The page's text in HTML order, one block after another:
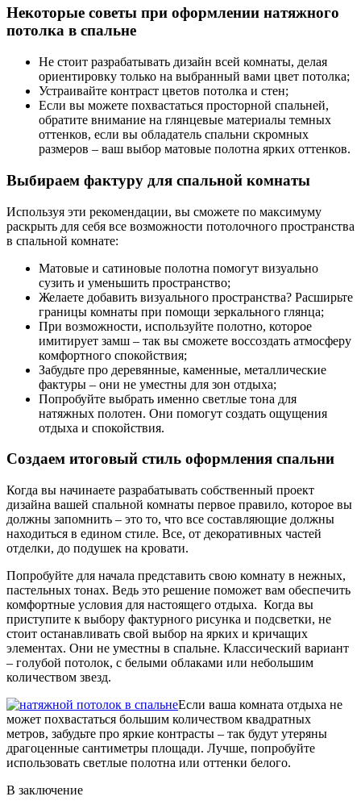
Некоторые советы при оформлении натяжного
потолка в спальне
Не стоит разрабатывать дизайн всей комнаты, делая
ориентировку только на выбранный вами цвет потолка;
Устраивайте контраст цветов потолка и стен;
Если вы можете похвастаться просторной спальней,
обратите внимание на глянцевые материалы темных
оттенков, если вы обладатель спальни скромных
размеров – ваш выбор матовые полотна ярких оттенков.
Выбираем фактуру для спальной комнаты
Используя эти рекомендации, вы сможете по максимуму
раскрыть для себя все возможности потолочного пространства
в спальной комнате:
Матовые и сатиновые полотна помогут визуально
сузить и уменьшить пространство;
Желаете добавить визуального пространства? Расширьте
границы комнаты при помощи зеркального глянца;
При возможности, используйте полотно, которое
имитирует замш – так вы сможете воссоздать атмосферу
комфортного спокойствия;
Забудьте про деревянные, каменные, металлические
фактуры – они не уместны для зон отдыха;
Попробуйте выбрать именно светлые тона для
натяжных полотен. Они помогут создать ощущения
отдыха и спокойствия.
Создаем итоговый стиль оформления спальни
Когда вы начинаете разрабатывать собственный проект
дизайна вашей спальной комнаты первое правило, которое вы
должны запомнить – это то, что все составляющие должны
находиться в едином стиле. Все, от декоративных частей
отделки, до подушек на кровати.
Попробуйте для начала представить свою комнату в нежных,
пастельных тонах. Ведь это решение поможет вам обеспечить
комфортные условия для настоящего отдыха. Когда вы
приступите к выбору фактурного рисунка и подсветки, не
стоит останавливать свой выбор на ярких и кричащих
элементах. Они не уместны в спальне. Классический вариант
– голубой потолок, с белыми облаками или небольшим
количеством звезд.
Если ваша комната отдыха не
может похвастаться большим количеством квадратных
метров, забудьте про яркие контрасты – так будут утеряны
драгоценные сантиметры площади. Лучше, попробуйте
использовать светлые полотна или оттенки белого.
В заключение